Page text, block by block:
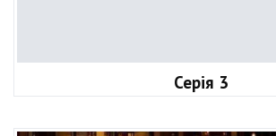
Серія 3